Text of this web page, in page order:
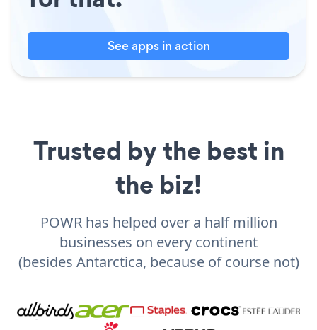
See apps in action
Trusted by the best in
the biz!
POWR has helped over a half million
businesses on every continent
(besides Antarctica, because of course not)